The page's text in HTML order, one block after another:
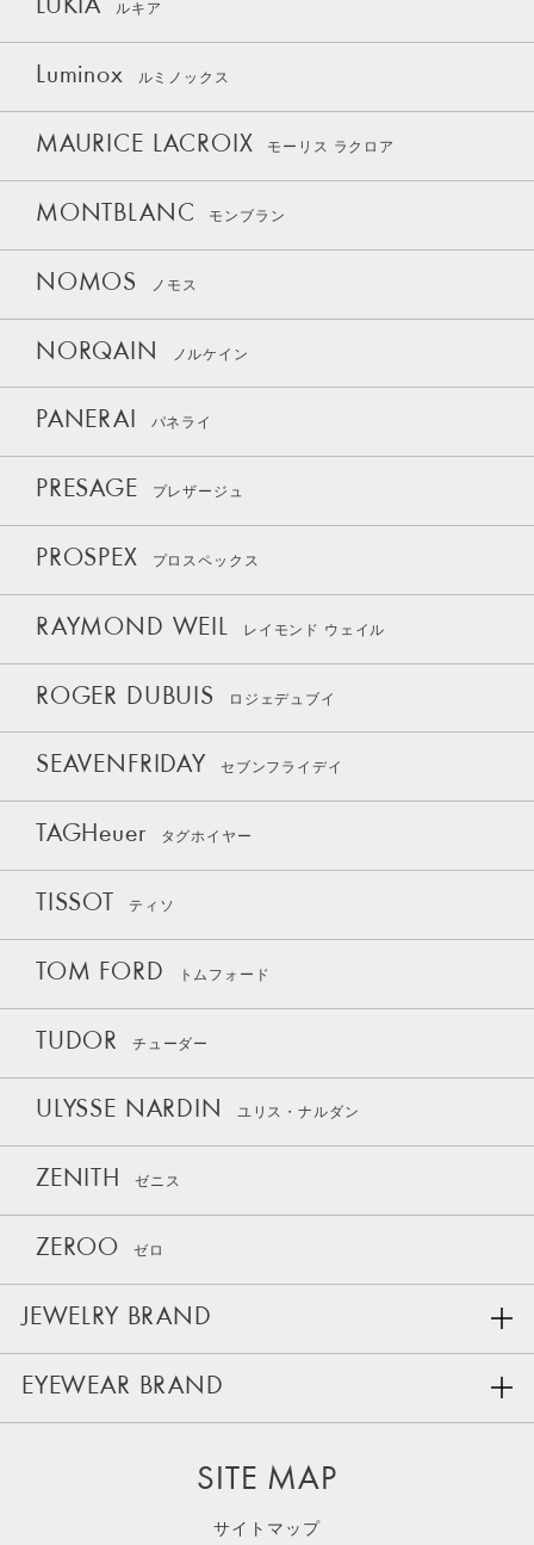
LUKIA ルキア
Luminox ルミノックス
MAURICE LACROIX モーリス ラクロア
MONTBLANC モンブラン
NOMOS ノモス
NORQAIN ノルケイン
PANERAI パネライ
PRESAGE プレザージュ
PROSPEX プロスペックス
RAYMOND WEIL レイモンド ウェイル
ROGER DUBUIS ロジェデュブイ
SEAVENFRIDAY セブンフライデイ
TAGHeuer タグホイヤー
TISSOT ティソ
TOM FORD トムフォード
TUDOR チューダー
ULYSSE NARDIN ユリス・ナルダン
ZENITH ゼニス
ZEROO ゼロ
JEWELRY BRAND
EYEWEAR BRAND
SITE MAP
サイトマップ